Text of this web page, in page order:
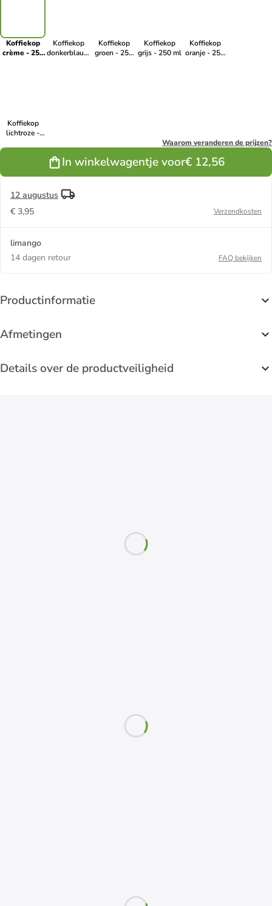
Koffiekop
crème - 250
Koffiekop
donkerblauw
Koffiekop
groen - 250
Koffiekop
grijs - 250 ml
Koffiekop
oranje - 250
Koffiekop
lichtroze -
Waarom veranderen de prijzen?
In winkelwagentje voor€ 12,56
12 augustus
€ 3,95
Verzendkosten
limango
14 dagen retour
FAQ bekijken
Productinformatie
Afmetingen
Details over de productveiligheid